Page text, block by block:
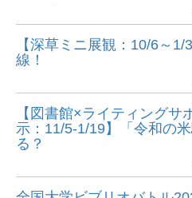
【深草ミニ展観：10/6～
線！
【図書館×ライティングサ
示：11/5-1/19】「令和の
る？